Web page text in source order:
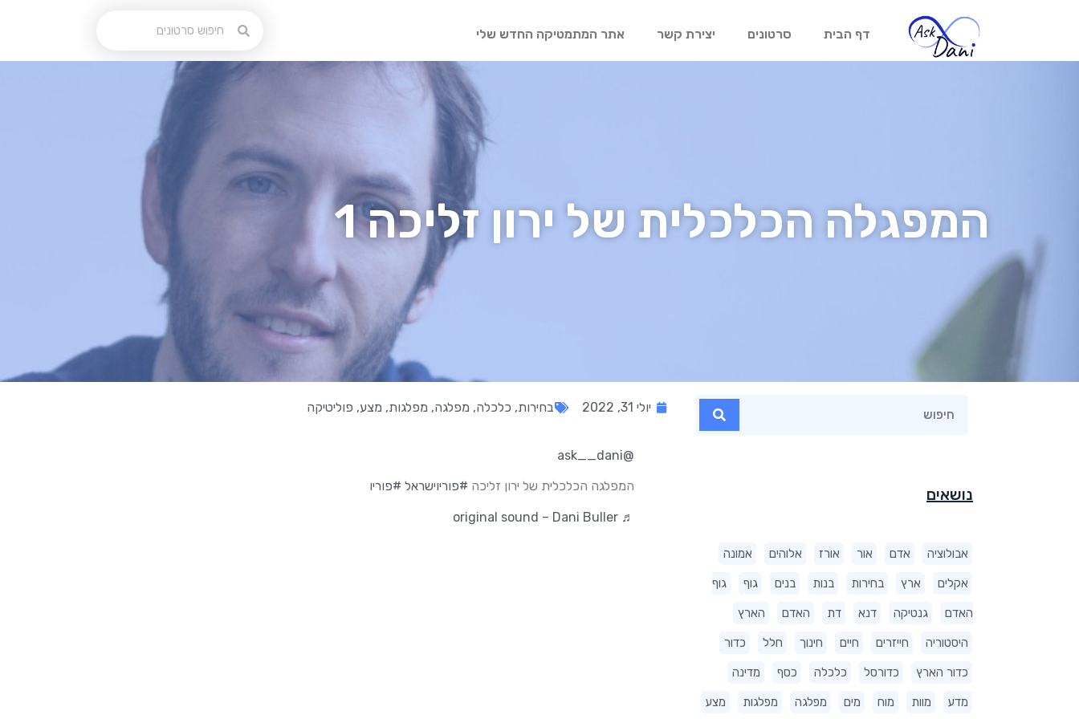
דף הבית סרטונים יצירת קשר אתר המתמטיקה החדש שלי
המפגלה הכלכלית של ירון זליכה 1
נושאים
אבולוציה אדם אור אורז אלוהים אמונה
אקלים ארץ בחירות בנות בנים גוף גוף
האדם גנטיקה דנא דת האדם הארץ
היסטוריה חייזרים חיים חינוך חלל כדור
כדור הארץ כדורסל כלכלה כסף מדינה
מדע מוות מוח מים מפלגה מפלגות מצע
יולי 31, 2022 בחירות, כלכלה, מפלגה, מפלגות, מצע, פוליטיקה
@ask__dani
המפלגה הכלכלית של ירון זליכה #פוריוישראל #פוריו
♬ original sound – Dani Buller